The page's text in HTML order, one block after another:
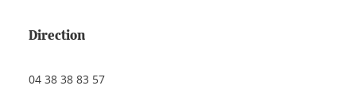
Direction
04 38 38 83 57